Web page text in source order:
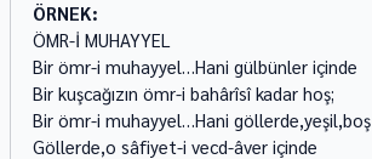
ÖRNEK:
ÖMR-İ MUHAYYEL
Bir ömr-i muhayyel…Hani gülbünler içinde
Bir kuşcağızın ömr-i bahârîsî kadar hoş;
Bir ömr-i muhayyel…Hani göllerde,yeşil,boş
Göllerde,o sâfiyet-i vecd-âver içinde